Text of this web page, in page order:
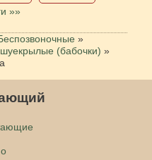
»»
»
(бабочки) »